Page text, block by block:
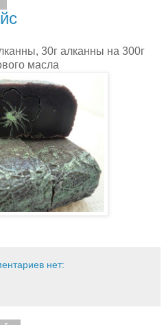
30г алканны на 300г
масла
нет: